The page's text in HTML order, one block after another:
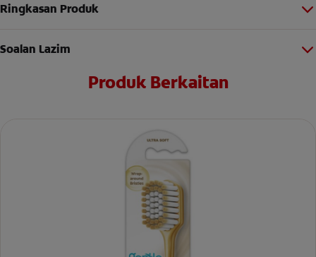
Ringkasan Produk
Soalan Lazim
Produk Berkaitan